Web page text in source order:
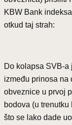
KBW Bank
otkud taj strah:
Do kolapsa SVB-a
između prinosa na
obveznice u prvoj
bodova (u
što se lako dade